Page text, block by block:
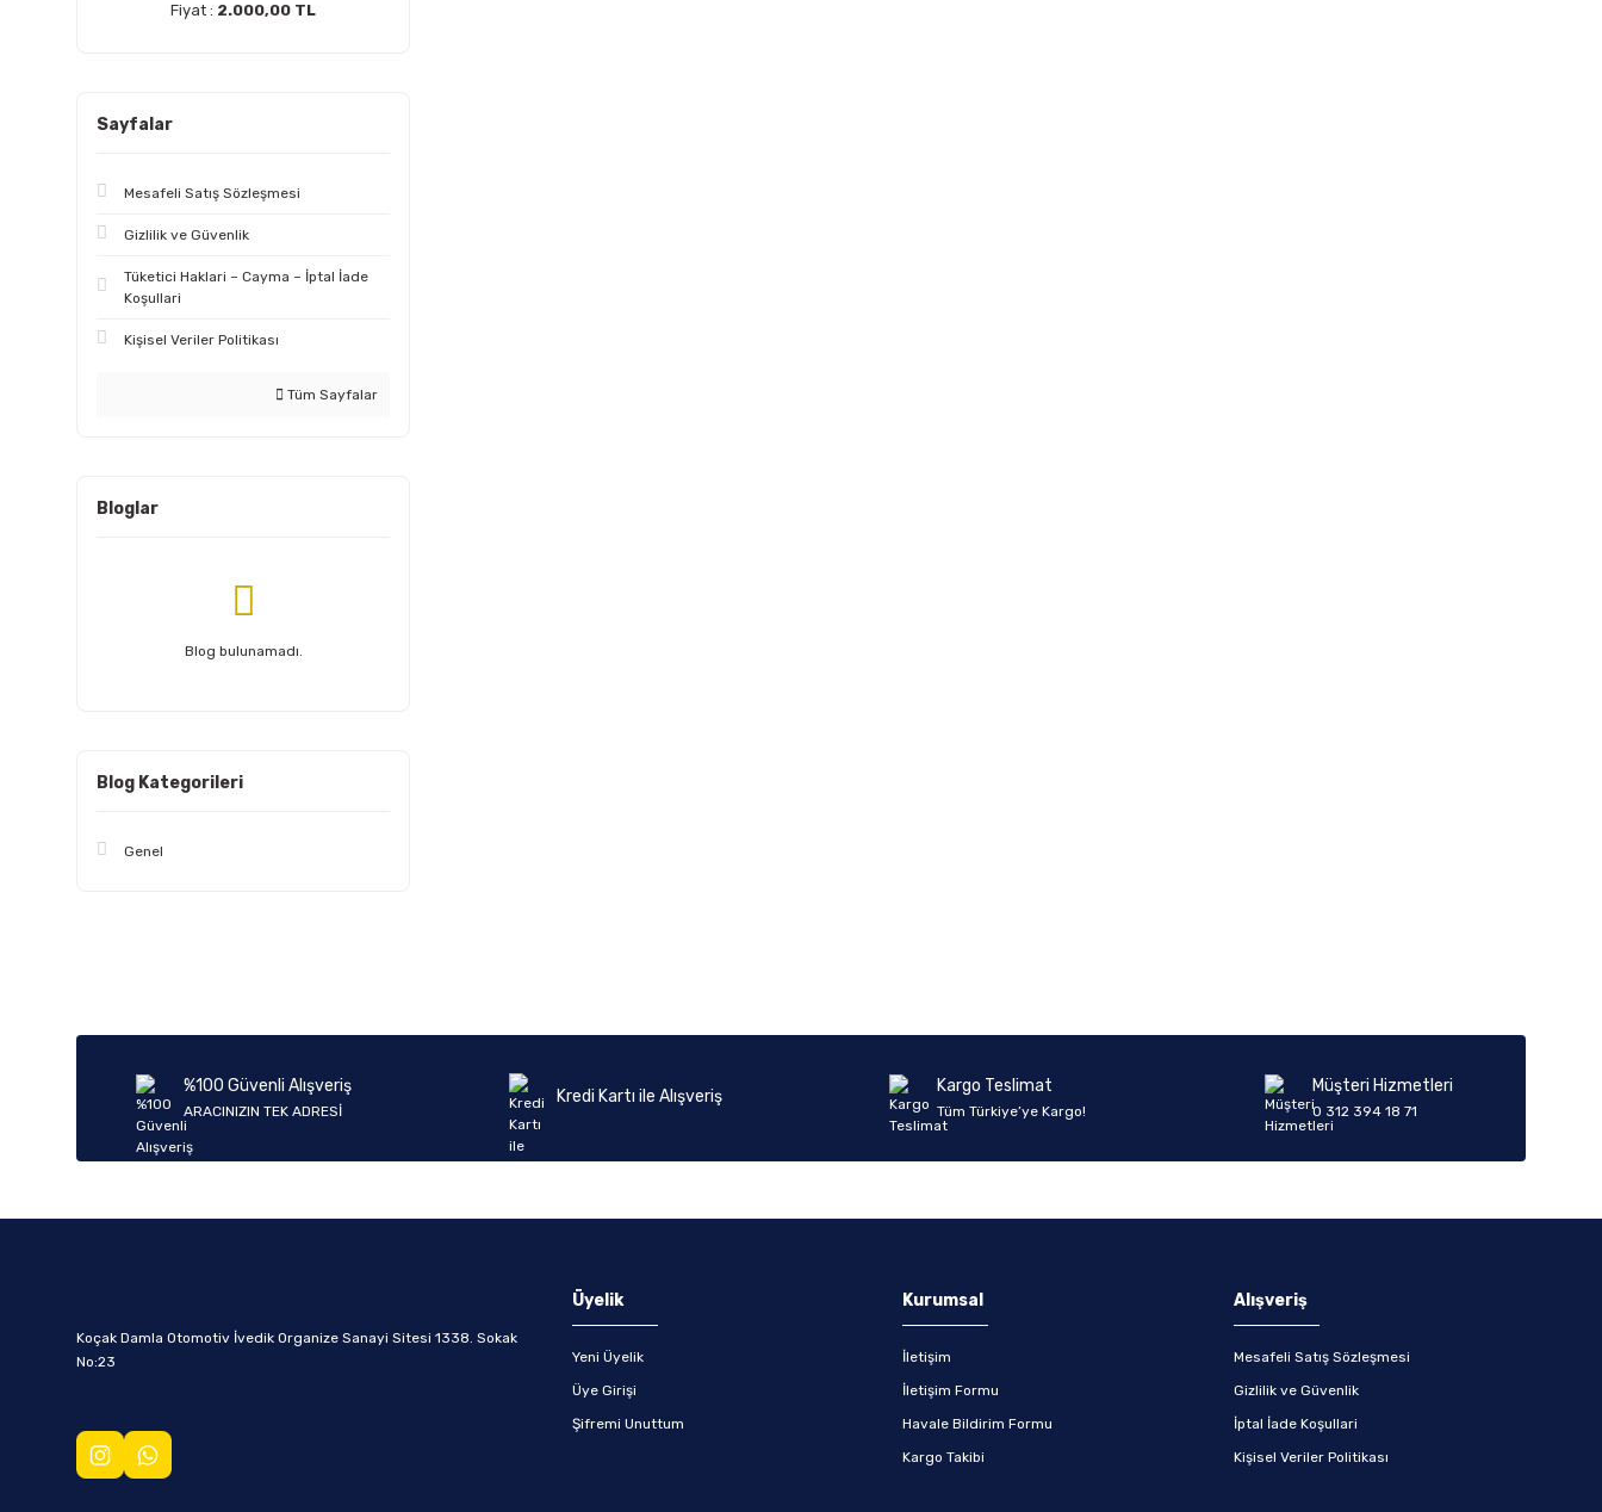
Fiyat : 2.000,00 TL
Sayfalar
Mesafeli Satış Sözleşmesi
Gizlilik ve Güvenlik
Tüketici Haklari – Cayma – İptal İade
Koşullari
Kişisel Veriler Politikası
Tüm Sayfalar
Bloglar
Blog bulunamadı.
Blog Kategorileri
Genel
%100 Güvenli Alışveriş
ARACINIZIN TEK ADRESİ
Kredi Kartı ile Alışveriş
Kargo Teslimat
Tüm Türkiye’ye Kargo!
Müşteri Hizmetleri
0 312 394 18 71
Koçak Damla Otomotiv İvedik Organize Sanayi Sitesi 1338. Sokak
No:23
Üyelik
Yeni Üyelik
Üye Girişi
Şifremi Unuttum
Kurumsal
İletişim
İletişim Formu
Havale Bildirim Formu
Kargo Takibi
Alışveriş
Mesafeli Satış Sözleşmesi
Gizlilik ve Güvenlik
İptal İade Koşullari
Kişisel Veriler Politikası